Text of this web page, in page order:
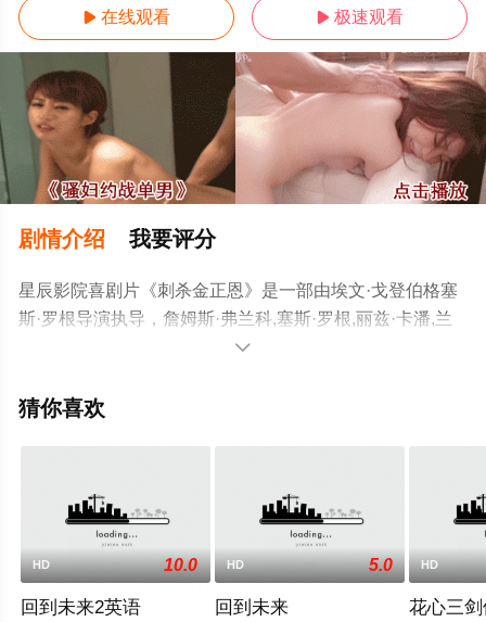
 在线观看  极速观看
剧情介绍 我要评分
星辰影院喜剧片《刺杀金正恩》是一部由埃文·戈登伯格塞
斯·罗根导演执导，詹姆斯·弗兰科,塞斯·罗根,丽兹·卡潘,兰
德尔·朴等演员精彩演绎的英国电影，大结局剧情已揭晓
上星辰电影网，更多相关信息可移步至豆瓣电影、电视猫

猜你喜欢
HD 10.0
回到未来2英语
HD 5.0
回到未来
HD
花心三